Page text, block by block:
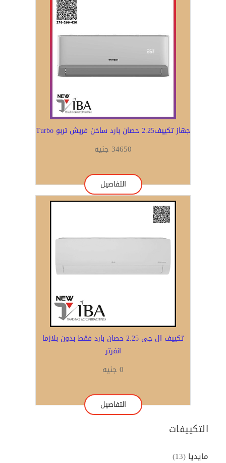
جهاز تكييف2.25 حصان بارد ساخن فريش تربو Turbo
34650 جنيه
التفاصيل
تكييف ال جى 2.25 حصان بارد فقط بدون بلازما
انفرتر
0 جنيه
التفاصيل
التكييفات
مايديا (13)